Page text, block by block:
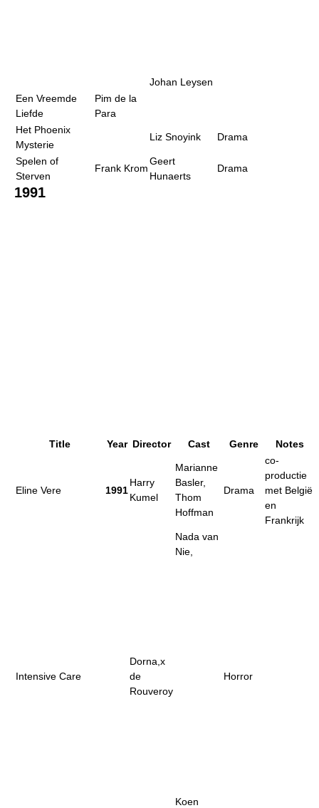
Johan Leysen
Een Vreemde
Liefde
Pim de la
Para
Het Phoenix
Mysterie
Liz Snoyink Drama
Spelen of
Sterven
Frank Krom
Geert
Hunaerts
Drama
1991
Title Year Director Cast Genre Notes
Eline Vere 1991
Harry
Kumel
Marianne
Basler,
Thom
Hoffman
Drama
co-
productie
met België
en
Frankrijk
Intensive Care
Dorna,x
de
Rouveroy
Nada van
Nie,
Koen
Horror